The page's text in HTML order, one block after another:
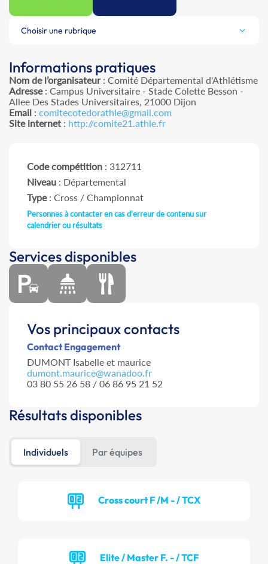
Choisir une rubrique
Informations pratiques
Nom de l’organisateur: Comité Départemental d'Athlétisme
Adresse: Campus Universitaire - Stade Colette Besson -
Allee Des Stades Universitaires, 21000 Dijon
Email : comitecotedorathle@gmail.com
Site internet : http://comite21.athle.fr
Code compétition : 312711
Niveau : Départemental
Type: Cross / Championnat
Personnes à contacter en cas d'erreur de contenu sur
calendrier ou résultats
Services disponibles
Vos principaux contacts
Contact Engagement
DUMONT Isabelle et maurice
dumont.maurice@wanadoo.fr
03 80 55 26 58 / 06 86 95 21 52
Résultats disponibles
Individuels Par équipes
Cross court F /M - / TCX
Elite / Master F. - / TCF